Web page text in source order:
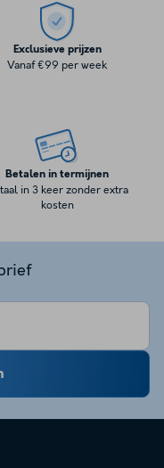
Exclusieve prijzen
Vanaf €99 per week
Betalen in termijnen
in 3 keer zonder extra
kosten